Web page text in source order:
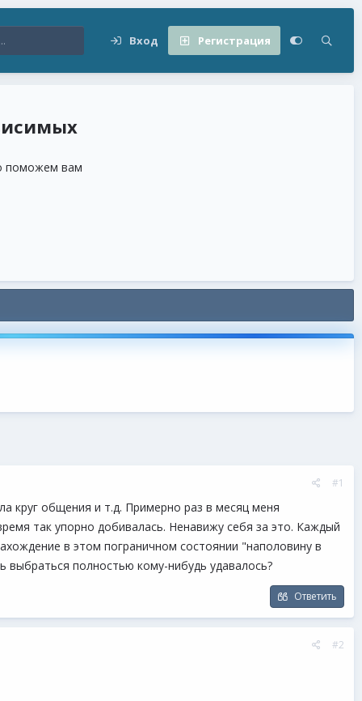
Вход Регистрация
поможем вам
#1
круг общения и т.д. Примерно раз в месяц меня
так упорно добивалась. Ненавижу себя за это. Каждый
в этом пограничном состоянии "наполовину в
выбраться полностью кому-нибудь удавалось?
Ответить
#2